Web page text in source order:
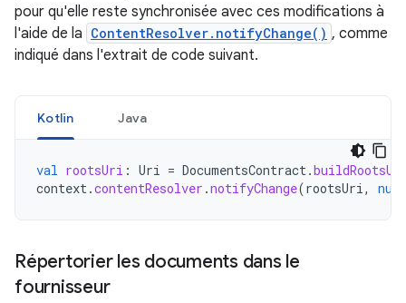
pour qu'elle reste synchronisée avec ces modifications à
l'aide de la ContentResolver.notifyChange() , comme
indiqué dans l'extrait de code suivant.
Kotlin Java
val rootsUri : Uri = DocumentsContract.
context.contentResolver .notifyChange(rootsUri, null
Répertorier les documents dans le
fournisseur